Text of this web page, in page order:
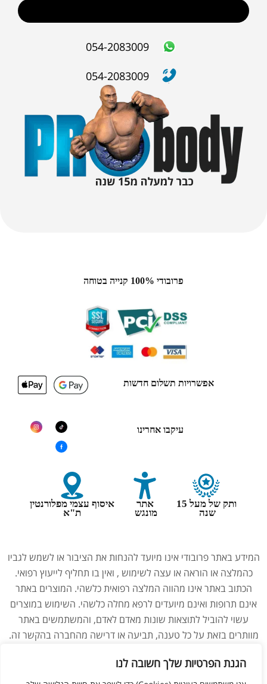
הגנת הפרטיות שלך חשובה לנו
054-2083009
054-2083009
פרובודי 100% קנייה בטוחה
אפשרויות תשלום חדשות
עיקבו אחרינו
ותק של מעל 15
שנה
אתר
מונגש
איסוף עצמי מפלורנטין
ת"א
המידע באתר פרובודי אינו מיועד להנחות את הציבור או לשמש לגביו
כהמלצה או הוראה או עצה לשימוש , ואין בו תחליף לייעוץ רפואי.
הכתוב באתר אינו מהווה המלצה רפואית כלשהי. המוצרים באתר
אינם תרופות ואינם מיועדים לרפא מחלה כלשהי. השימוש במוצרים
עשוי להוביל לתוצאות שונות מאדם לאדם, והמשתמשים באתר
מוותרים בזאת על כל טענה, תביעה או דרישה מהחברה בהקשר זה.
ברופא לפני השימוש במוצרים. התמונות באתר הן להמחשה בלבד.